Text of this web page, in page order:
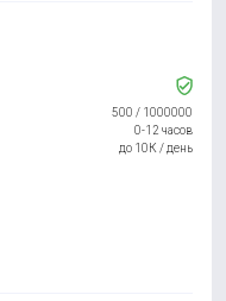
500 / 1000000
0-12 часов
до 10К / день